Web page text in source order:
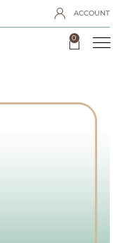
ACCOUNT
0